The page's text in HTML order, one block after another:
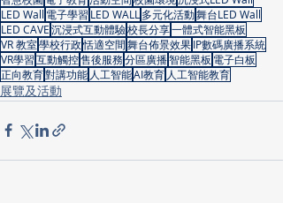
LED Wall 電子學習 LED WALL 多元化活動舞台LED Wall
LED CAVE沉浸式互動體驗校長分享一體式智能黑板
VR 教室學校行政恬適空間舞台佈景效果IP數碼廣播系統
VR學習互動觸控售後服務分區廣播智能黑板 電子白板
正向教育對講功能 人工智能AI教育 人工智能教育
展覽及活動